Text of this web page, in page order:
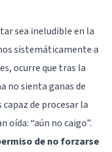
sea ineludible en la
sistemáticamente a
ocurre que tras la
no sienta ganas de
de procesar la
oída: “aún no caigo”.
de no forzarse